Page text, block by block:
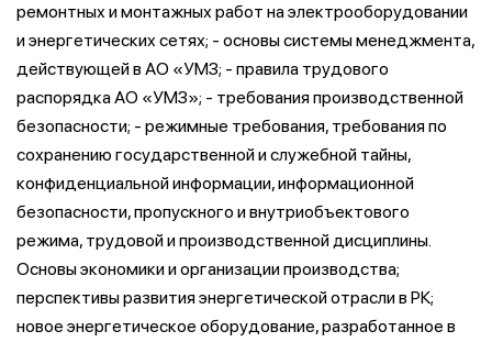
ремонтных и монтажных работ на электрооборудовании
и энергетических сетях; - основы системы менеджмента,
действующей в АО «УМЗ; - правила трудового
распорядка АО «УМЗ»; - требования производственной
безопасности; - режимные требования, требования по
сохранению государственной и служебной тайны,
конфиденциальной информации, информационной
безопасности, пропускного и внутриобъектового
режима, трудовой и производственной дисциплины.
Основы экономики и организации производства;
перспективы развития энергетической отрасли в РК;
новое энергетическое оборудование, разработанное в